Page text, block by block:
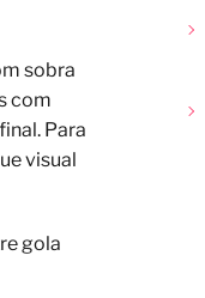
sobra
com
Para
visual
gola